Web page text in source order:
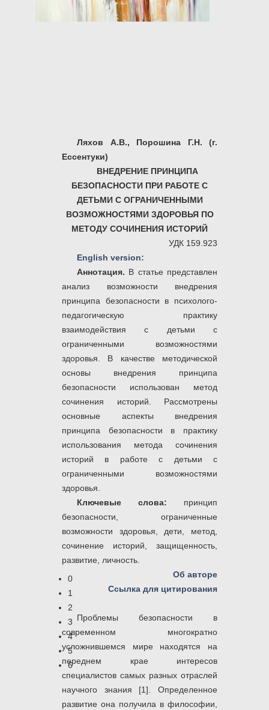
0
1
2
3
4
5
6
Ляхов А.В., Порошина Г.Н. (г.
Ессентуки)
ВНЕДРЕНИЕ ПРИНЦИПА
БЕЗОПАСНОСТИ ПРИ РАБОТЕ С
ДЕТЬМИ С ОГРАНИЧЕННЫМИ
ВОЗМОЖНОСТЯМИ ЗДОРОВЬЯ ПО
МЕТОДУ СОЧИНЕНИЯ ИСТОРИЙ
УДК 159.923
English version:
Аннотация. В статье представлен
анализ возможности внедрения
принципа безопасности в психолого-
педагогическую практику
взаимодействия с детьми с
ограниченными возможностями
здоровья. В качестве методической
основы внедрения принципа
безопасности использован метод
сочинения историй. Рассмотрены
основные аспекты внедрения
принципа безопасности в практику
использования метода сочинения
историй в работе с детьми с
ограниченными возможностями
здоровья.
Ключевые слова: принцип
безопасности, ограниченные
возможности здоровья, дети, метод,
сочинение историй, защищенность,
развитие, личность.
Об авторе
Ссылка для цитирования
Проблемы безопасности в
современном многократно
усложнившемся мире находятся на
переднем крае интересов
специалистов самых разных отраслей
научного знания [1]. Определенное
развитие она получила в философии,